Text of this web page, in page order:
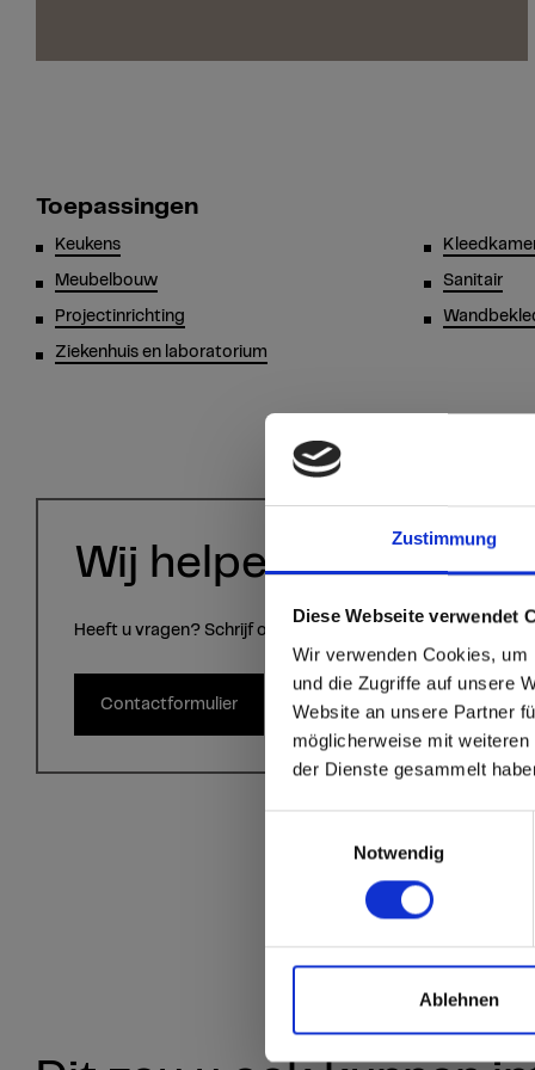
Zustimmung
Diese Webseite verwendet
Wir verwenden Cookies,
und die Zugriffe auf unsere
Website an unsere Partner
möglicherweise mit
der Dienste gesammelt
Notwendig
Ablehnen
sr.modal is not
Are
Go to the
and the rest of the
Click here to go
Toepassingen
Keukens
Meubelbouw
Projectinrichting
Ziekenhuis en laboratorium
Sanitair
Wij helpen u graag!
Heeft u vragen? Schrijf ons via het contactformulier.
Contactformulier